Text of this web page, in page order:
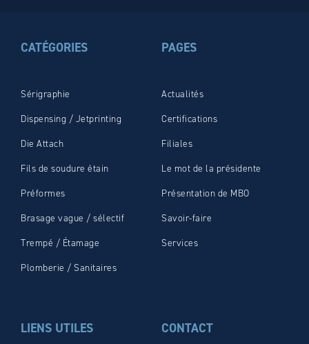
CATÉGORIES
Sérigraphie
Dispensing / Jetprinting
Die Attach
Fils de soudure étain
Préformes
Brasage vague / sélectif
Trempé / Étamage
Plomberie / Sanitaires
PAGES
Actualités
Certifications
Filiales
Le mot de la présidente
Présentation de MBO
Savoir-faire
Services
LIENS UTILES CONTACT